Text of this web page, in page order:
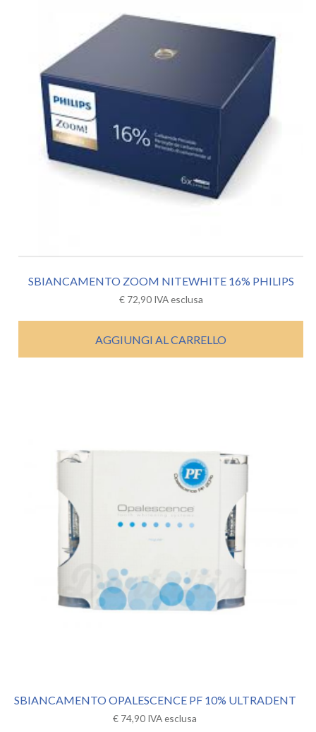
SBIANCAMENTO ZOOM NITEWHITE 16% PHILIPS
€72,90 IVA esclusa
AGGIUNGI AL CARRELLO
SBIANCAMENTO OPALESCENCE PF 10% ULTRADENT
€ 74,90 IVA esclusa